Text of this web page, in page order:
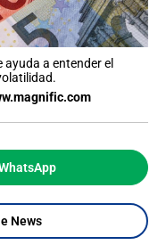
ayuda a entender el
News